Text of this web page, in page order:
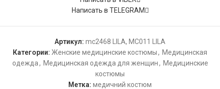
Написать в TELEGRAM
Артикул: mc2468 LILA, MC011 LILA
Категории: Женские медицинские костюмы, Медицинская
одежда, Медицинская одежда для женщин, Медицинские
костюмы
Метка: медичний костюм